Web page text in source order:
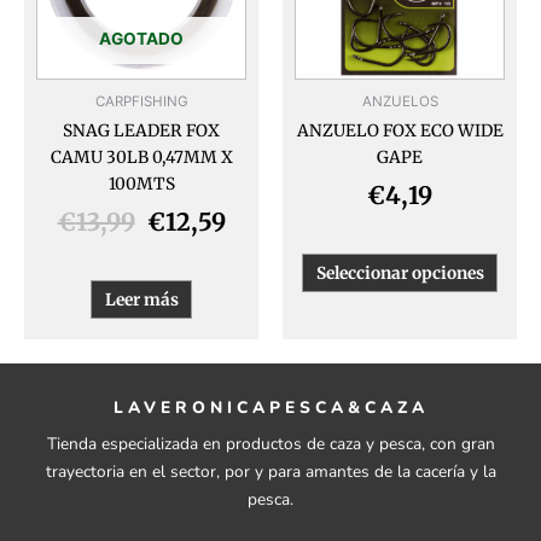
AGOTADO
CARPFISHING
SNAG LEADER FOX
CAMU 30LB 0,47MM X
100MTS
€13,99 €12,59
Leer más
ANZUELOS
ANZUELO FOX ECO WIDE
GAPE
€4,19
Seleccionar opciones
en
LAVERONICAPESCA&CAZA
Tienda especializada en productos de caza y pesca, con gran
trayectoria en el sector, por y para amantes de la cacería y la
pesca.